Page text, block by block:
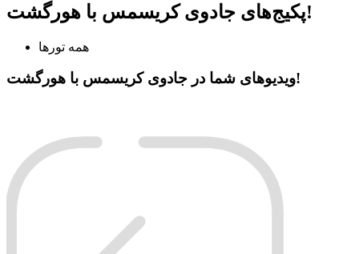
پکیج‌های جادوی کریسمس با هورگشت!
همه تورها
ویدیوهای شما در جادوی کریسمس با هورگشت!